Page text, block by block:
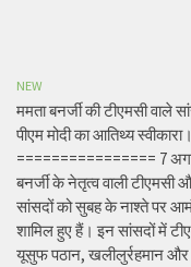
NEW
ममता बनर्जी की टीएमसी
पीएम मोदी का आतिथ्य
================ 7
बनर्जी के नेतृत्व वाली टीएमसी
सांसदों को सुबह के नाश्ते पर
शामिल हुए हैं। इन सांसदों में
यूसुफ पठान, खलीलुर्रहमान और